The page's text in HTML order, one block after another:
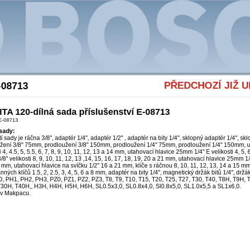
Akce Bosch
PŘEDCHOZÍ JIŽ
120-dílná sada příslušenství E-08713
08713
sady je ráčna 3/8", adaptér 1/4'', adaptér 1/2'' , adaptér na bity 1/4", sklopný adaptér 1/4",
3/8" 75mm, prodloužení 3/8" 150mm, prodloužení 1/4" 75mm, prodloužení 1/4" 150mm,
4, 4.5, 5, 5.5, 6, 7, 8, 9, 10, 11, 12, 13 a 14 mm, utahovací hlavice 25mm 1/4" E velikosti 4, 5,
8" velikosti 8, 9, 10, 11, 12, 13 ,14, 15, 16, 17, 18, 19, 20 a 21 mm, utahovací hlavice 25mm
utahovací hlavice na svíčku 1/2" 16 a 21 mm, klíče s ráčnou 8, 10, 11, 12, 13, 14 a 15
klíčů 1.5, 2, 2.5, 3, 4, 5, 6 a 8 mm, adaptér na bity 1/4", magnetický držák bitů 1/4",
PH1, PH2, PH3, PZ0, PZ1, PZ2, PZ3, T8, T9, T10, T15, T20, T25, T27, T30, T40, T8H, T9H,
T40H,, H3H, H4H, H5H, H6H, SL0.5x3,0, SL0.8x4,0, Sl0.8x5,0, SL1.0x5,5 a SL1x6,0.
Makpacu.